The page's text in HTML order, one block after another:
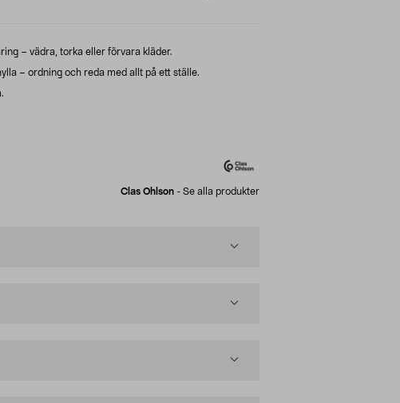
– vädra, torka eller förvara kläder.
– ordning och reda med allt på ett ställe.
Clas Ohlson - Se alla produkter